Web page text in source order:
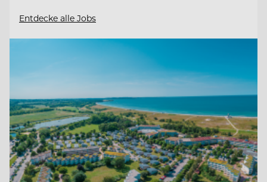
Entdecke alle Jobs